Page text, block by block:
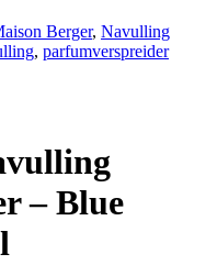
Berger, Navulling
, parfumverspreider
– Blue